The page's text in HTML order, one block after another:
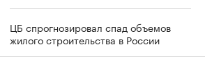
ЦБ спрогнозировал спад объемов
жилого строительства в России